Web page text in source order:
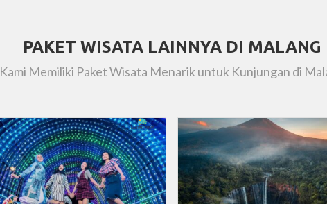
PAKET WISATA LAINNYA DI MALANG
Kami Memiliki Paket Wisata Menarik untuk Kunjungan di